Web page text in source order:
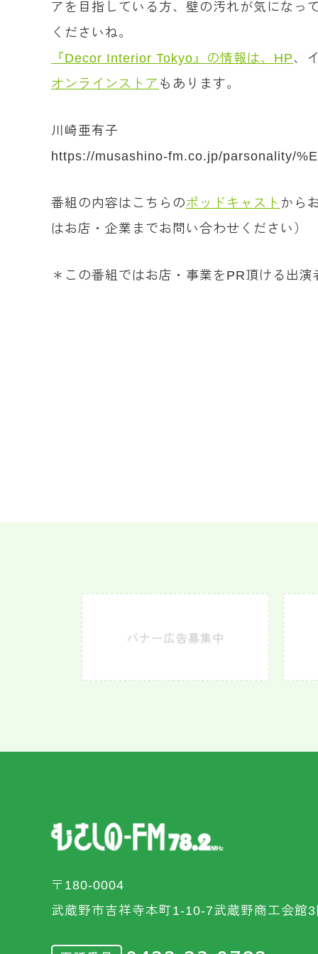
アを目指している方、壁の汚れが気にな
くださいね。
『Decor Interior Tokyo』の情報は、HP、
オンラインストア もあります。
川崎亜有子
https://musashino-fm.co.jp/parsonality/
番組の内容はこちらのポッドキャスト から
はお店・企業までお問い合わせください）
＊この番組ではお店・事業をPR頂ける出
〒180-0004
武蔵野市吉祥寺本町1-10-7武蔵野商工会館